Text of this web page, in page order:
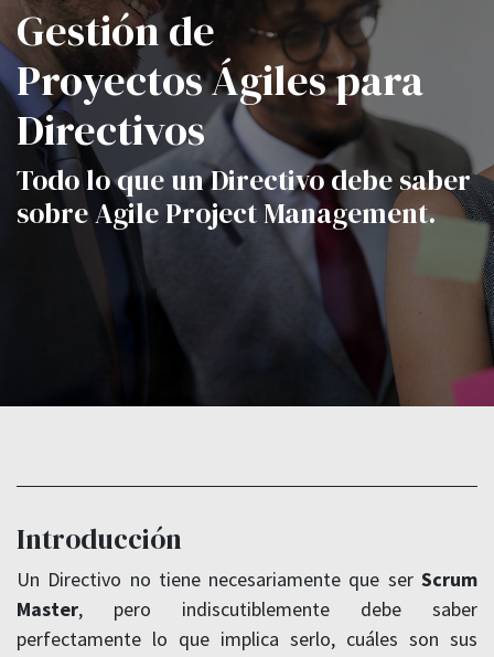
Gestión de
Proyectos Ágiles para
Directivos
Todo lo que un Directivo debe saber
sobre Agile Project Management.
Introducción
Un Directivo no tiene necesariamente que ser Scrum
Master, pero indiscutiblemente debe saber
perfectamente lo que implica serlo, cuáles son sus